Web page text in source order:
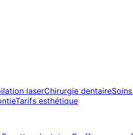
laserChirurgie dentaire
Tarifs esthétique